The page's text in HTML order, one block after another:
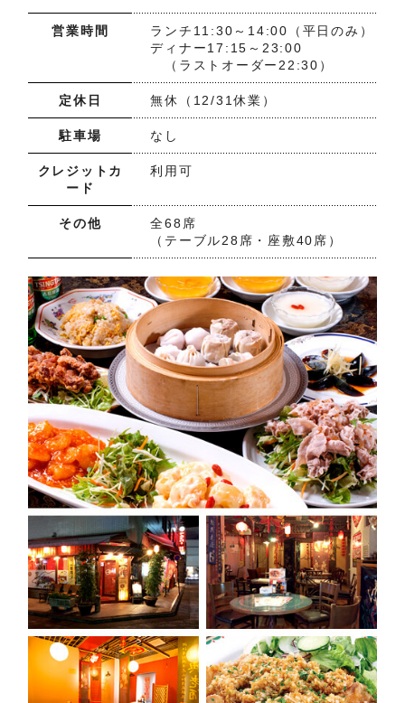
営業時間
ランチ11:30～14:00（平日のみ）
ディナー17:15～23:00
（ラストオーダー22:30）
定休日 無休（12/31休業）
駐車場 なし
クレジットカ
ード
利用可
その他
全68席
（テーブル28席・座敷40席）